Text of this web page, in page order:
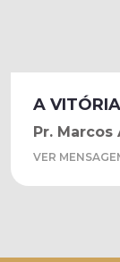
A
Pr. Marcos
VER